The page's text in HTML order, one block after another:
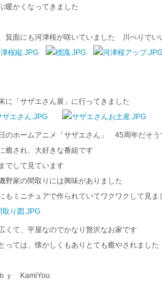
暖かくなってきました
箕面にも河津桜が咲いていました 川べりでい
に「サザエさん展」に行ってきました
のホームアニメ「サザエさん」 45周年だそう
癒され、大好きな番組です
でして見ています
野家の間取りには興味がありました
もミニチュアで作られていてワクワクして見ま
くて、平屋なのでかなり贅沢なお家です
っては、懐かしくもありとても癒やされました
KamiYou